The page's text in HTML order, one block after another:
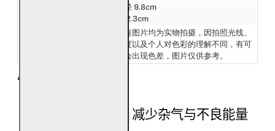
直径 9.8cm
高 2.3cm
所有图片均为实物拍摄，因拍照光线、
角度以及个人对色彩的理解不同，有可
能会出现色差，图片仅供参考。
产品功效
稳定空间磁场，减少杂气与不良能量